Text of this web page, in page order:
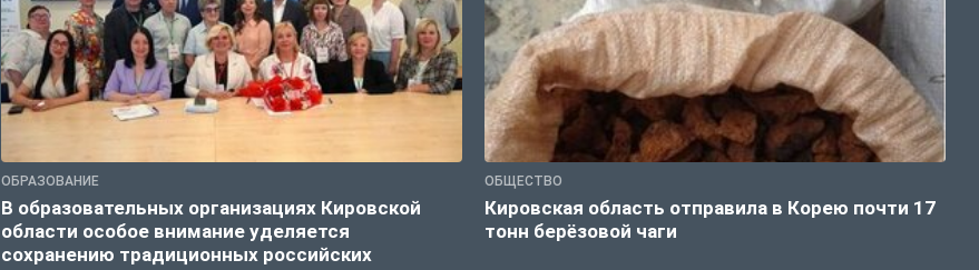
ОБРАЗОВАНИЕ
В образовательных организациях Кировской
области особое внимание уделяется
сохранению традиционных российских
ОБЩЕСТВО
Кировская область отправила в Корею почти 17
тонн берёзовой чаги